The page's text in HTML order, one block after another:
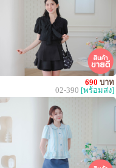
690 บาท
02-390 [พร้อมส่ง]